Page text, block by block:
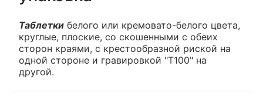
Таблетки белого или кремовато-белого цвета,
круглые, плоские, со скошенными с обеих
сторон краями, с крестообразной риской на
одной стороне и гравировкой "T100" на
другой.